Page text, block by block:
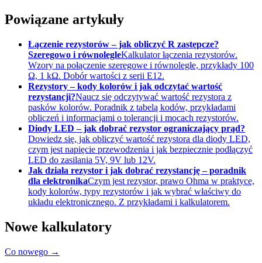
Powiązane artykuły
Łączenie rezystorów – jak obliczyć R zastępcze?
Szeregowo i równolegleKalkulator łączenia rezystorów.
Wzory na połączenie szeregowe i równoległe, przykłady 100
Ω, 1 kΩ. Dobór wartości z serii E12.
Rezystory – kody kolorów i jak odczytać wartość
rezystancji?Naucz się odczytywać wartość rezystora z
pasków kolorów. Poradnik z tabelą kodów, przykładami
obliczeń i informacjami o tolerancji i mocach rezystorów.
Diody LED – jak dobrać rezystor ograniczający prąd?
Dowiedz się, jak obliczyć wartość rezystora dla diody LED,
czym jest napięcie przewodzenia i jak bezpiecznie podłączyć
LED do zasilania 5V, 9V lub 12V.
Jak działa rezystor i jak dobrać rezystancję – poradnik
dla elektronikaCzym jest rezystor, prawo Ohma w praktyce,
kody kolorów, typy rezystorów i jak wybrać właściwy do
układu elektronicznego. Z przykładami i kalkulatorem.
Nowe kalkulatory
Co nowego →